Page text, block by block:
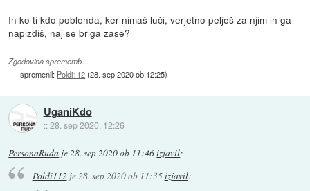
In ko ti kdo poblenda, ker nimaš luči, verjetno pelješ za njim in ga
napizdiš, naj se briga zase?
Zgodovina sprememb…
spremenil: Poldi112(28. sep 2020 ob 12:25)
UganiKdo
::28. sep 2020, 12:26
PersonaRuda je28. sep 2020 ob 11:46izjavil:
Poldi112je28. sep 2020 ob 11:35izjavil: